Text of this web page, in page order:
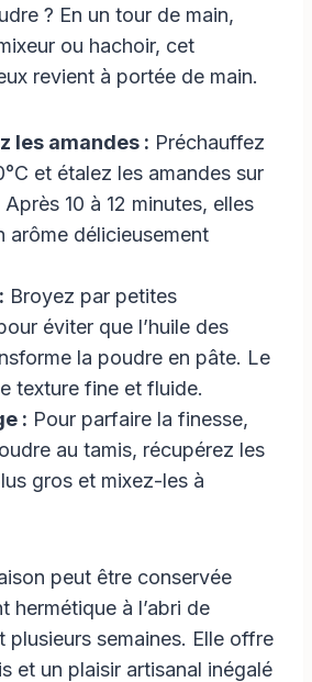
? En un tour de main,
ou hachoir, cet
revient à portée de main.
les amandes : Préchauffez
et étalez les amandes sur
10 à 12 minutes, elles
arôme délicieusement
Broyez par petites
éviter que l’huile des
la poudre en pâte. Le
texture fine et fluide.
: Pour parfaire la finesse,
au tamis, récupérez les
gros et mixez-les à
peut être conservée
hermétique à l’abri de
plusieurs semaines. Elle offre
et un plaisir artisanal inégalé